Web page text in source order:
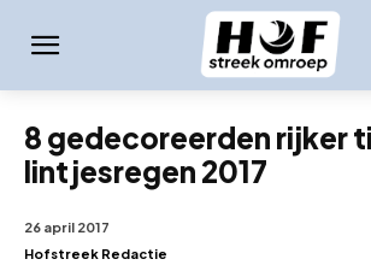
8 gedecoreerden rijker
lintjesregen 2017
26 april 2017
Hofstreek Redactie